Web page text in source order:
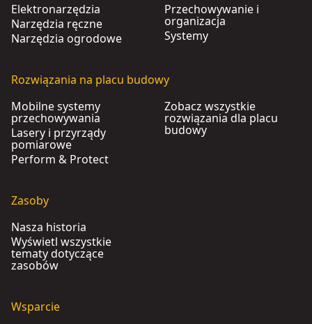
Elektronarzędzia
Narzędzia ręczne
Narzędzia ogrodowe
Przechowywanie i
organizacja
Systemy
Rozwiązania na placu budowy
Mobilne systemy
przechowywania
Lasery i przyrządy
pomiarowe
Perform & Protect
Zobacz wszystkie
rozwiązania dla placu
budowy
Zasoby
Nasza historia
Wyświetl wszystkie
tematy dotyczące
zasobów
Wsparcie